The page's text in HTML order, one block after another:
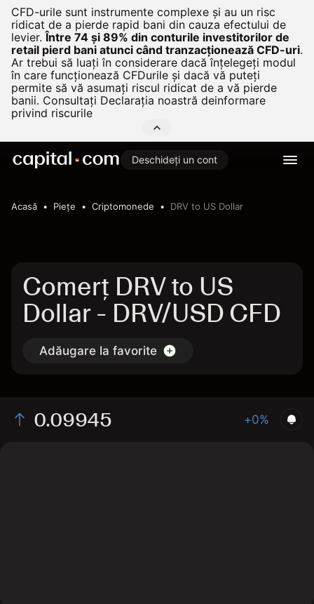
CFD-urile sunt instrumente complexe și au un risc
ridicat de a pierde rapid bani din cauza efectului de
levier. Între 74 și 89% din conturile investitorilor de
retail pierd bani atunci când tranzacționează CFD-uri.
Ar trebui să luați în considerare dacă înțelegeți modul
în care funcționează CFDurile și dacă vă puteți
permite să vă asumați riscul ridicat de a vă pierde
banii. Consultați Declarația noastră deinformare
privind riscurile
Deschideți un cont
Acasă Pieţe Criptomonede DRV to US Dollar
Comerț DRV to US
Dollar - DRV/USD CFD
Adăugare la favorite
0.09945 +0%